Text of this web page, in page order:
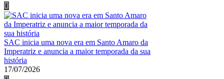
SAC inicia uma nova era em Santo Amaro da
Imperatriz e anuncia a maior temporada da sua
história
17/07/2026